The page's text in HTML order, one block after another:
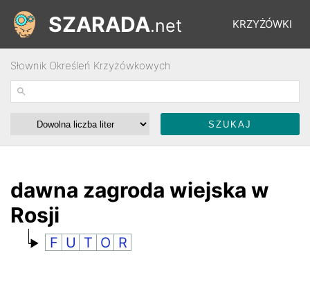
KRZYŻÓWKI
ŁAMIGŁÓWKI
SZARADA.net
Słownik Określeń Krzyżówkowych
dawna zagroda wiejska w
Rosji
F U T O R